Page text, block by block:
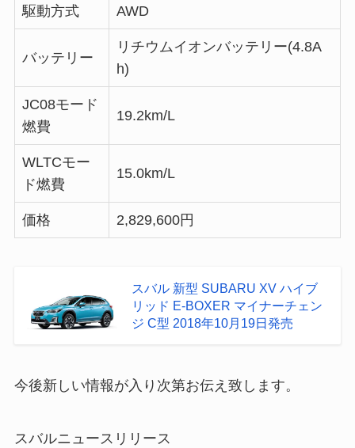
駆動方式 AWD
バッテリー
リチウムイオンバッテリー(4.8A
h)
JC08モード
燃費
19.2km/L
WLTCモー
ド燃費
15.0km/L
価格 2,829,600円
スバル 新型 SUBARU XV ハイブ
リッド E-BOXER マイナーチェン
ジ C型 2018年10月19日発売
今後新しい情報が入り次第お伝え致します。
スバルニュースリリース